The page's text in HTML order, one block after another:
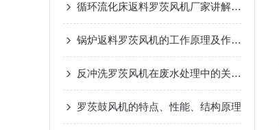
循环流化床返料罗茨风机厂家讲解其工作原理及作用
锅炉返料罗茨风机的工作原理及作用用途
反冲洗罗茨风机在废水处理中的关键作用
罗茨鼓风机的特点、性能、结构原理